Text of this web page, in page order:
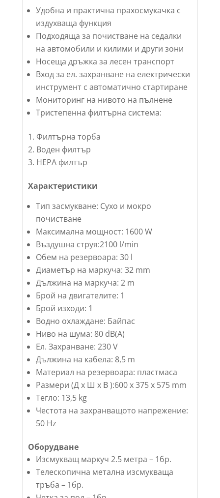
Удобна и практична прахосмукачка с
издухваща функция
Подходяща за почистване на седалки
на автомобили и килими и други зони
Носеща дръжка за лесен транспорт
Вход за ел. захранване на електрически
инструмент с автоматично стартиране
Мониторинг на нивото на пълнене
Тристепенна филтърна система:
Филтърна торба
Воден филтър
HEPA филтър
Характеристики
Тип засмукване: Сухо и мокро
почистване
Максимална мощност: 1600 W
Въздушна струя:2100 l/min
Обем на резервоара: 30 l
Диаметър на маркуча: 32 mm
Дължина на маркуча: 2 m
Брой на двигателите: 1
Брой изходи: 1
Водно охлаждане: Байпас
Ниво на шума: 80 dB(A)
Ел. Захранване: 230 V
Дължина на кабела: 8,5 m
Материал на резервоара: пластмаса
Размери (Д х Ш х В ):600 x 375 x 575 mm
Тегло: 13,5 kg
Честота на захранващото напрежение:
50 Hz
Оборудване
Изсмукващ маркуч 2.5 метра – 1бр.
Телескопична метална изсмукваща
тръба – 1бр.